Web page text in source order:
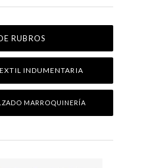
RUBROS
INDUMENTARIA
MARROQUINERÍA